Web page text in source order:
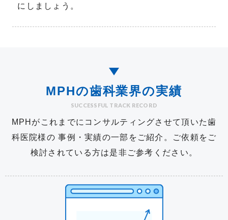
にしましょう。
MPHの歯科業界の実績
SUCCESSFUL TRACK RECORD
MPHがこれまでにコンサルティングさせて頂いた歯
科医院様の 事例・実績の一部をご紹介。
ご依頼をご
検討されている方は是非ご参考ください。